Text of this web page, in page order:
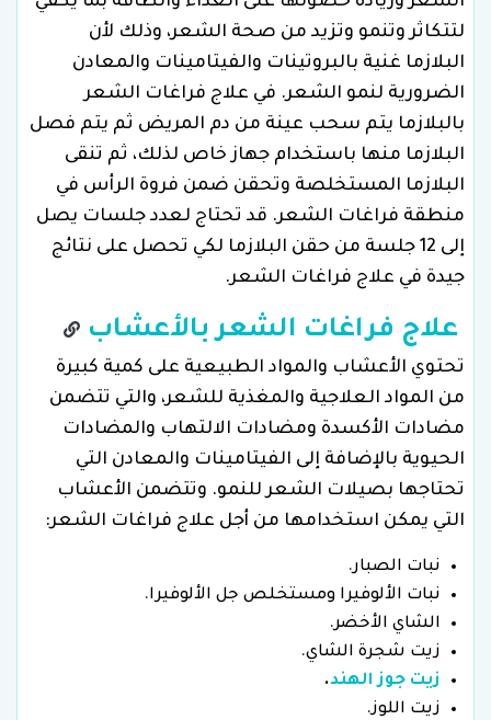
لتتكاثر وتنمو وتزيد من صحة الشعر، وذلك لأن
البلازما غنية بالبروتينات والفيتامينات والمعادن
الضرورية لنمو الشعر. في علاج فراغات الشعر
بالبلازما يتم سحب عينة من دم المريض ثم يتم فصل
البلازما منها باستخدام جهاز خاص لذلك، ثم تنقى
البلازما المستخلصة وتحقن ضمن فروة الرأس في
منطقة فراغات الشعر. قد تحتاج لعدد جلسات يصل
إلى 12 جلسة من حقن البلازما لكي تحصل على نتائج
جيدة في علاج فراغات الشعر.
علاج فراغات الشعر بالأعشاب
تحتوي الأعشاب والمواد الطبيعية على كمية كبيرة
من المواد العلاجية والمغذية للشعر، والتي تتضمن
مضادات الأكسدة ومضادات الالتهاب والمضادات
الحيوية بالإضافة إلى الفيتامينات والمعادن التي
تحتاجها بصيلات الشعر للنمو. وتتضمن الأعشاب
التي يمكن استخدامها من أجل علاج فراغات الشعر:
نبات الصبار.
نبات الألوفيرا ومستخلص جل الألوفيرا.
الشاي الأخضر.
زيت شجرة الشاي.
زيت جوز الهند.
زيت اللوز.